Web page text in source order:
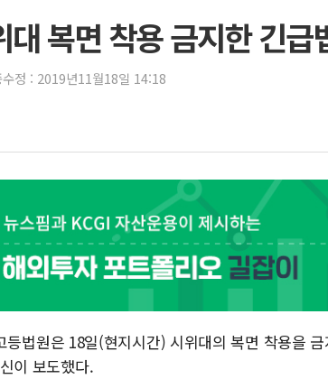
청양 밭에서 일하던 90대 숨져…
폭염에 車 운전면허 기능시험 오
李대통령, 'ISA·주가누르기 방지
'호우 특보' 경북 울진 시간당
주말 무더위·열대야 지속…내륙
오세훈 "용산공원 주택 검토, 민
충북 주말 무더위 지속…청주·
10월 보완수사권 폐지·공소청
한상협, 업계 개인정보 보안 새
민주당, 오늘 제주·인천 경선 발
뉴욕증시, 고용 쇼크에 금리 인
유럽증시, 美 고용 예상 밖 부진
복면 착용 금지한 긴
정 : 2019년11월18일 14:18
법원은 18일(현지시간) 시위대의 복면 착용을
이 보도했다.